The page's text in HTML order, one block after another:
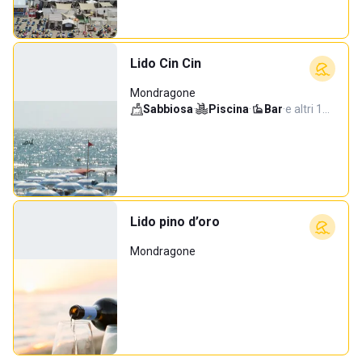
Lido Cin Cin
Mondragone
Sabbiosa· Piscina· Bar·e altri 1…
Lido pino d’oro
Mondragone